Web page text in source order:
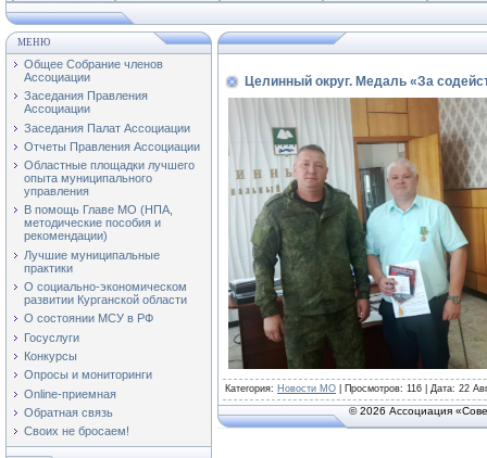
МЕНЮ
Общее Собрание членов
Ассоциации
Заседания Правления
Ассоциации
Заседания Палат Ассоциации
Отчеты Правления Ассоциации
Областные площадки лучшего
опыта муниципального
управления
В помощь Главе МО (НПА,
методические пособия и
рекомендации)
Лучшие муниципальные
практики
О социально-экономическом
развитии Курганской области
О состоянии МСУ в РФ
Госуслуги
Конкурсы
Опросы и мониторинги
Online-приемная
Обратная связь
Своих не бросаем!
Целинный округ. Медаль «За
Категория: Новости МО Просмотров: 116 | Дата: 22
© 2026 Ассоциация